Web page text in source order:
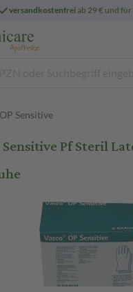
versandkostenfreiab 29 € und für
Sensitive
Pf Steril